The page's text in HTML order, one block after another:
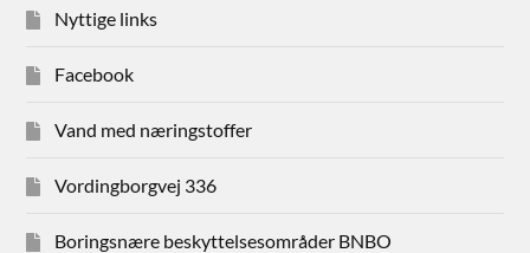
Nyttige links
Facebook
Vand med næringstoffer
Vordingborgvej 336
Boringsnære beskyttelsesområder BNBO